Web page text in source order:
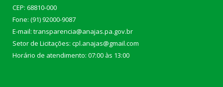
CEP: 68810-000
Fone: (91) 92000-9087
E-mail: transparencia@anajas.pa.gov.br
Setor de Licitações: cpl.anajas@gmail.com
Horário de atendimento: 07:00 às 13:00